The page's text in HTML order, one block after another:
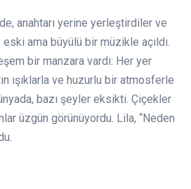
anahtarı yerine yerleştirdiler ve
ama büyülü bir müzikle açıldı.
bir manzara vardı: Her yer
ışıklarla ve huzurlu bir atmosferle
bazı şeyler eksikti. Çiçekler
üzgün görünüyordu. Lila, “Neden